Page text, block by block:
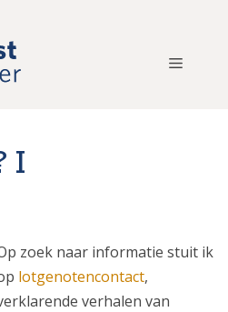
Menu
I
zoek naar informatie stuit ik
lotgenotencontact,
verhalen van